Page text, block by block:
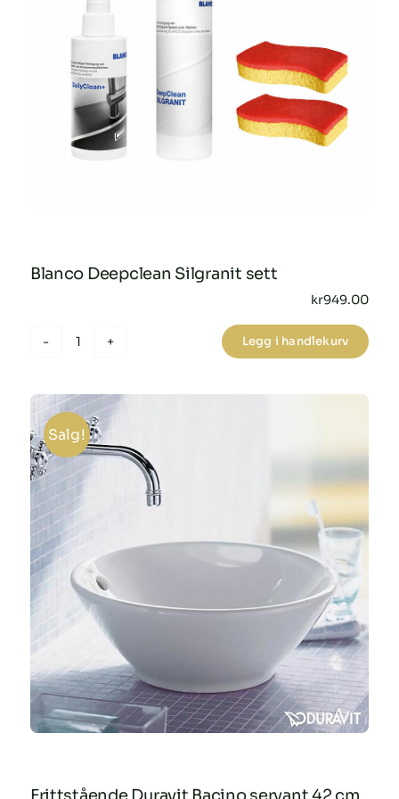
Blanco Deepclean Silgranit sett
kr949.00
Blanco
Silgranit
sett
antall
Legg i handlekurv
Salg!